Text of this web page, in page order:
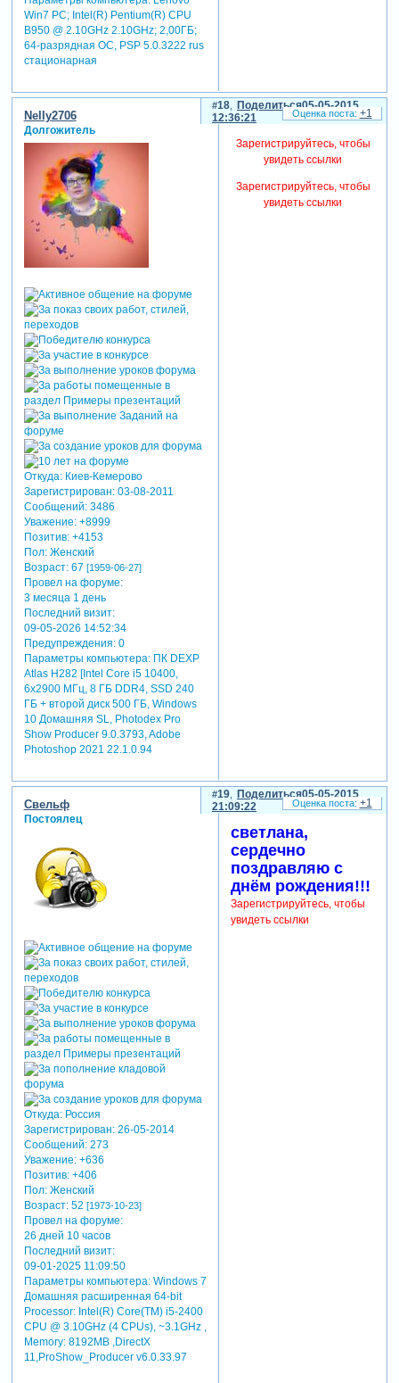
Win7 PC; Intel(R) Pentium(R) CPU
B950 @ 2.10GHz 2.10GHz; 2,00ГБ;
64-разрядная ОС, PSP 5.0.3222 rus
стационарная
Поделиться
18
05-05-2015
12:36:21
Nelly2706
Долгожитель
Откуда:Киев-Кемерово
Зарегистрирован: 03-08-2011
Сообщений:3486
Уважение: +8999
Позитив: +4153
Пол:Женский
Возраст:67 [1959-06-27]
Провел на форуме:
3 месяца 1 день
Последний визит:
09-05-2026 14:52:34
Предупреждения:0
Параметры компьютера:ПК DEXP
Atlas H282 [Intel Core i5 10400,
6x2900 МГц, 8 ГБ DDR4, SSD 240
ГБ + второй диск 500 ГБ, Windows
10 Домашняя SL, Photodex Pro
Show Producer 9.0.3793, Adobe
Photoshop 2021 22.1.0.94
Зарегистрируйтесь, чтобы
увидеть ссылки
Зарегистрируйтесь, чтобы
увидеть ссылки
+1
Поделиться
19
05-05-2015
21:09:22
Свельф
Постоялец
Откуда:Россия
Зарегистрирован: 26-05-2014
Сообщений:273
Уважение: +636
Позитив: +406
Пол:Женский
Возраст:52 [1973-10-23]
Провел на форуме:
26 дней 10 часов
Последний визит:
09-01-2025 11:09:50
Параметры компьютера:Windows 7
Домашняя расширенная 64-bit
Processor: Intel(R) Core(TM) i5-2400
CPU @ 3.10GHz (4 CPUs), ~3.1GHz ,
Memory: 8192MB ,DirectX
11,ProShow_Producer v6.0.33.97
светлана,
сердечно
поздравляю с
днём рождения!!!
Зарегистрируйтесь, чтобы
увидеть ссылки
+1